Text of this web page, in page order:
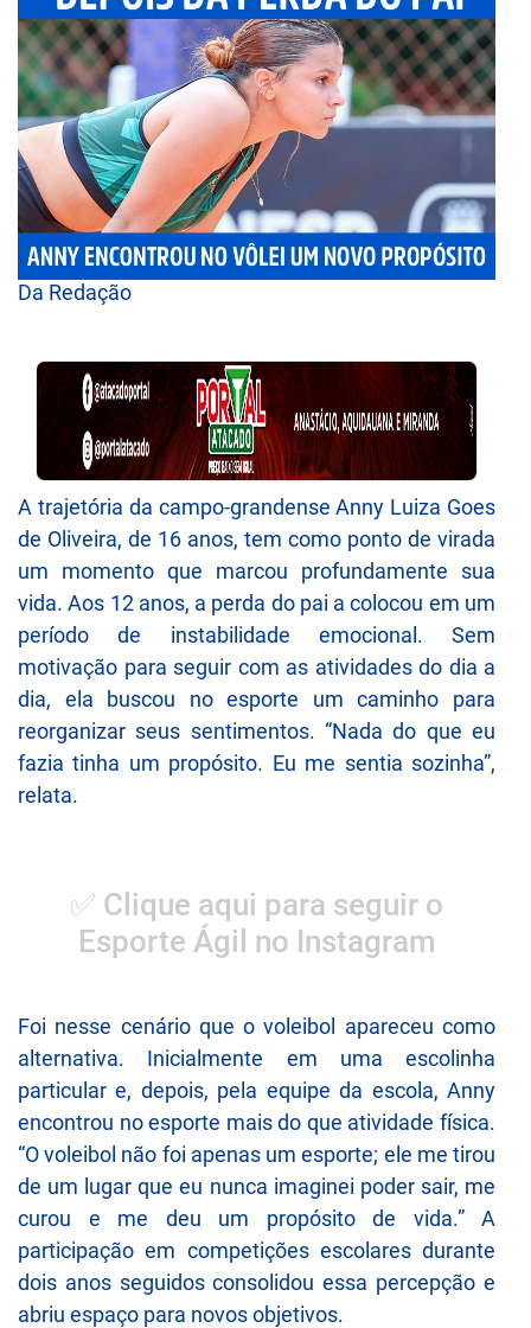
Da Redação
A trajetória da campo-grandense Anny Luiza Goes
de Oliveira, de 16 anos, tem como ponto de virada
um momento que marcou profundamente sua
vida. Aos 12 anos, a perda do pai a colocou em um
período de instabilidade emocional. Sem
motivação para seguir com as atividades do dia a
dia, ela buscou no esporte um caminho para
reorganizar seus sentimentos. “Nada do que eu
fazia tinha um propósito. Eu me sentia sozinha”,
relata.
✅ Clique aqui para seguir o
Esporte Ágil no Instagram
Foi nesse cenário que o voleibol apareceu como
alternativa. Inicialmente em uma escolinha
particular e, depois, pela equipe da escola, Anny
encontrou no esporte mais do que atividade física.
“O voleibol não foi apenas um esporte; ele me tirou
de um lugar que eu nunca imaginei poder sair, me
curou e me deu um propósito de vida.” A
participação em competições escolares durante
dois anos seguidos consolidou essa percepção e
abriu espaço para novos objetivos.